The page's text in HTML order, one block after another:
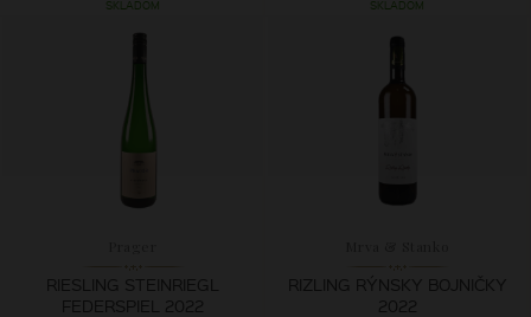
SKLADOM SKLADOM
RIESLING STEINRIEGL
FEDERSPIEL 2022
RIZLING RÝNSKY BOJNIČKY
2022